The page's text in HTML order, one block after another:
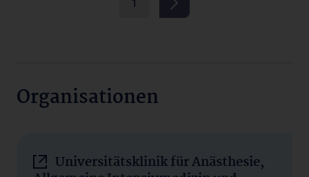
1
Organisationen
Universitätsklinik für Anästhesie,